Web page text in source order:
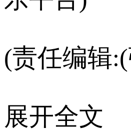
(责任编辑
展开全文